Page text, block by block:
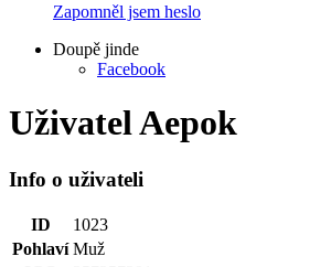
Zapomněl jsem heslo
Doupě jinde
Facebook
Uživatel Aepok
Info o uživateli
ID
1023
Pohlaví Muž